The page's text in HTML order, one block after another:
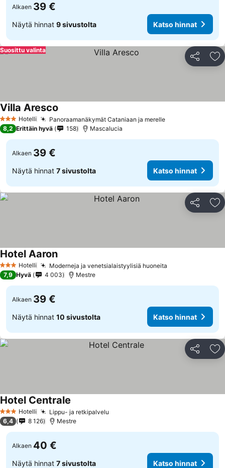
Alkaen 39 €
Näytä hinnat 9 sivustolta Katso hinnat
Jaa
Suosittu valinta
3 Tähtiluokitus
Hotelli Panoraamanäkymät Cataniaan ja merelle
Villa Aresco
8,2 Erittäin hyvä 158 Mascalucia
Alkaen 39 €
Näytä hinnat 7 sivustolta Katso hinnat
Jaa
3 Tähtiluokitus
Hotelli Moderneja ja venetsialaistyylisiä huoneita
Hotel Aaron
7,9 Hyvä 4 003 Mestre
Alkaen 39 €
Näytä hinnat 10 sivustolta Katso hinnat
Jaa
3 Tähtiluokitus
Hotelli Lippu- ja retkipalvelu
Hotel Centrale
6,4 8 126 Mestre
Alkaen 40 €
Näytä hinnat 7 sivustolta Katso hinnat